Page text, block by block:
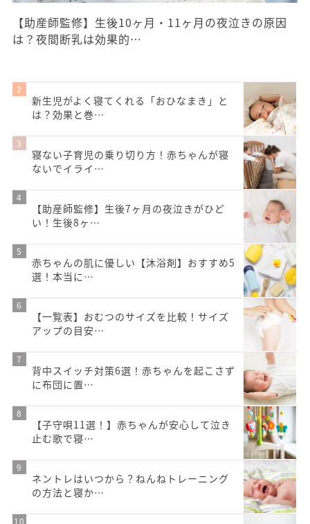
【助産師監修】生後10ヶ月・11ヶ月の夜泣きの原因
は？夜間断乳は効果的…
新生児がよく寝てくれる「おひなまき」と
は？効果と巻…
寝ない子育児の乗り切り方！赤ちゃんが寝
ないでイライ…
【助産師監修】生後7ヶ月の夜泣きがひど
い！生後8ヶ…
赤ちゃんの肌に優しい【沐浴剤】おすすめ5
選！本当に…
【一覧表】おむつのサイズを比較！サイズ
アップの目安…
背中スイッチ対策6選！赤ちゃんを起こさず
に布団に置…
【子守唄11選！】赤ちゃんが安心して泣き
止む歌で寝…
ネントレはいつから？ねんねトレーニング
の方法と寝か…